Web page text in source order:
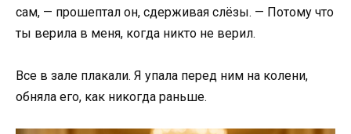
сам, — прошептал он, сдерживая слёзы. — Потому что
ты верила в меня, когда никто не верил.
Все в зале плакали. Я упала перед ним на колени,
обняла его, как никогда раньше.